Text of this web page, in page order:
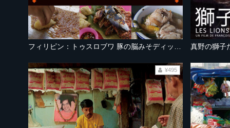
フィリピン：トゥスロブワ 豚の脳みそディップとハリセンボンスープ 真野の獅子
¥495